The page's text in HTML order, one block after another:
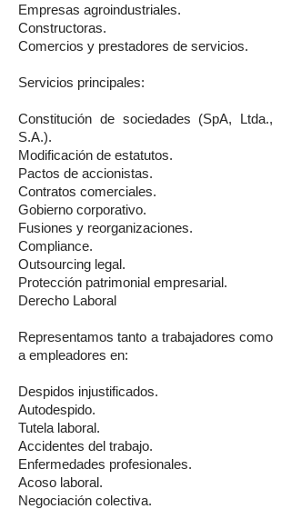
Empresas agroindustriales.
Constructoras.
Comercios y prestadores de servicios.
Servicios principales:
Constitución de sociedades (SpA, Ltda.,
S.A.).
Modificación de estatutos.
Pactos de accionistas.
Contratos comerciales.
Gobierno corporativo.
Fusiones y reorganizaciones.
Compliance.
Outsourcing legal.
Protección patrimonial empresarial.
Derecho Laboral
Representamos tanto a trabajadores como
a empleadores en:
Despidos injustificados.
Autodespido.
Tutela laboral.
Accidentes del trabajo.
Enfermedades profesionales.
Acoso laboral.
Negociación colectiva.